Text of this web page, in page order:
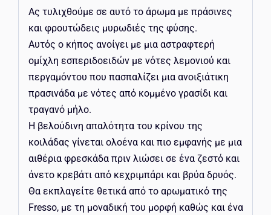
Ας τυλιχθούμε σε αυτό το άρωμα με πράσινες
και φρουτώδεις μυρωδιές της φύσης.
Αυτός ο κήπος ανοίγει με μια αστραφτερή
ομίχλη εσπεριδοειδών με νότες λεμονιού και
περγαμόντου που πασπαλίζει μια ανοιξιάτικη
πρασινάδα με νότες από κομμένο γρασίδι και
τραγανό μήλο.
Η βελούδινη απαλότητα του κρίνου της
κοιλάδας γίνεται ολοένα και πιο εμφανής με μια
αιθέρια φρεσκάδα πριν λιώσει σε ένα ζεστό και
άνετο κρεβάτι από κεχριμπάρι και βρύα δρυός.
Θα εκπλαγείτε θετικά από το αρωματικό της
Fresso, με τη μοναδική του μορφή καθώς και ένα